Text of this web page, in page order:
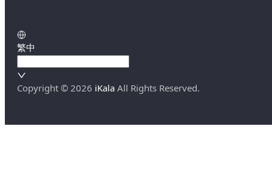
繁中
Copyright © 2026 iKala All Rights Reserved.